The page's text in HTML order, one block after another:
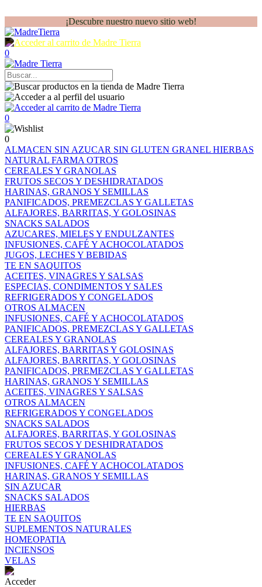
¡Descubre nuestro nuevo sitio web!
0
0
0
ALMACEN SIN AZUCAR SIN GLUTEN GRANEL HIERBAS
NATURAL FARMA OTROS
CEREALES Y GRANOLAS
FRUTOS SECOS Y DESHIDRATADOS
HARINAS, GRANOS Y SEMILLAS
PANIFICADOS, PREMEZCLAS Y GALLETAS
ALFAJORES, BARRITAS, Y GOLOSINAS
SNACKS SALADOS
AZUCARES, MIELES Y ENDULZANTES
INFUSIONES, CAFÉ Y ACHOCOLATADOS
JUGOS, LECHES Y BEBIDAS
TE EN SAQUITOS
ACEITES, VINAGRES Y SALSAS
ESPECIAS, CONDIMENTOS Y SALES
REFRIGERADOS Y CONGELADOS
OTROS ALMACEN
INFUSIONES, CAFÉ Y ACHOCOLATADOS
PANIFICADOS, PREMEZCLAS Y GALLETAS
CEREALES Y GRANOLAS
ALFAJORES, BARRITAS Y GOLOSINAS
ALFAJORES, BARRITAS, Y GOLOSINAS
PANIFICADOS, PREMEZCLAS Y GALLETAS
HARINAS, GRANOS Y SEMILLAS
ACEITES, VINAGRES Y SALSAS
OTROS ALMACEN
REFRIGERADOS Y CONGELADOS
SNACKS SALADOS
ALFAJORES, BARRITAS, Y GOLOSINAS
FRUTOS SECOS Y DESHIDRATADOS
CEREALES Y GRANOLAS
INFUSIONES, CAFÉ Y ACHOCOLATADOS
HARINAS, GRANOS Y SEMILLAS
SIN AZUCAR
SNACKS SALADOS
HIERBAS
TE EN SAQUITOS
SUPLEMENTOS NATURALES
HOMEOPATIA
INCIENSOS
VELAS
Acceder